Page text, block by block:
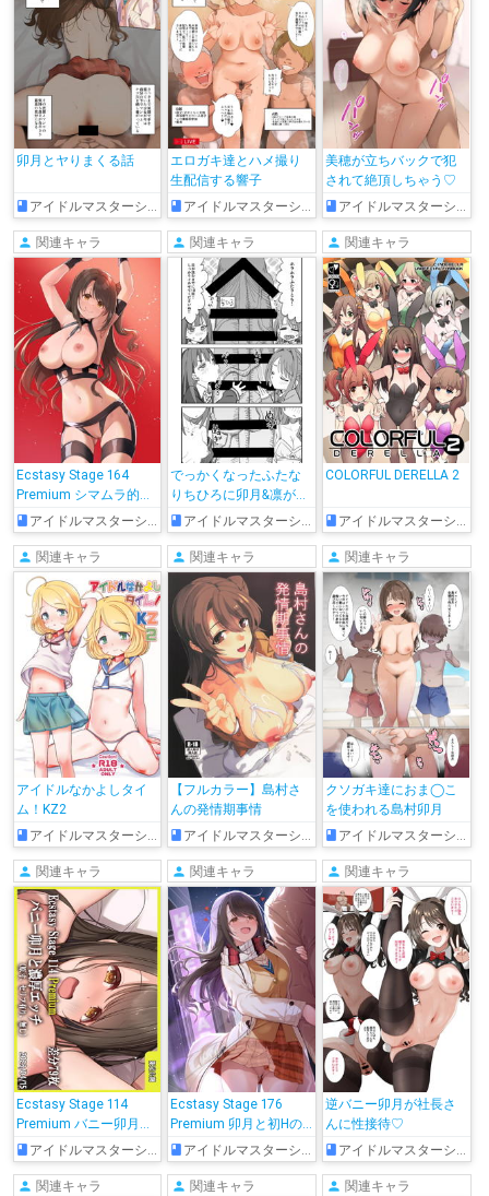
卯月とヤりまくる話
アイドルマスターシンデレラガールズ
エロガキ達とハメ撮り
生配信する響子
アイドルマスターシンデレラガールズ
美穂が立ちバックで犯
されて絶頂しちゃう♡
アイドルマスターシンデレラガールズ
関連キャラ
Ecstasy Stage 164
Premium シマムラ的に
もオールオッケー
アイドルマスターシンデレラガールズ
関連キャラ
でっかくなったふたな
りちひろに卯月&凛がお
仕置きえっちされちゃ
う♡
アイドルマスターシンデレラガールズ
関連キャラ
COLORFUL DERELLA 2
アイドルマスターシンデレラガールズ
関連キャラ
アイドルなかよしタイ
ム！KZ2
アイドルマスターシンデレラガールズ
関連キャラ
【フルカラー】島村さ
んの発情期事情
アイドルマスターシンデレラガールズ
関連キャラ
クソガキ達におま◯こ
を使われる島村卯月
アイドルマスターシンデレラガールズ
関連キャラ
Ecstasy Stage 114
Premium バニー卯月と
濃厚エッチ
アイドルマスターシンデレラガールズ
関連キャラ
Ecstasy Stage 176
Premium 卯月と初Hの
思い出
アイドルマスターシンデレラガールズ
関連キャラ
逆バニー卯月が社長さ
んに性接待♡
アイドルマスターシンデレラガールズ
関連キャラ 関連キャラ 関連キャラ